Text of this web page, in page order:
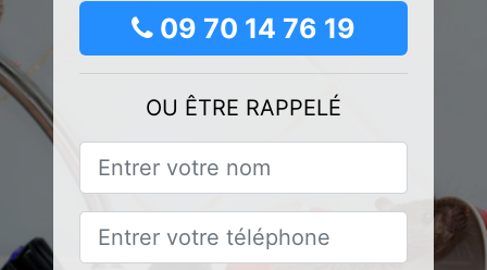
09 70 14 76 19
OU ÊTRE RAPPELÉ